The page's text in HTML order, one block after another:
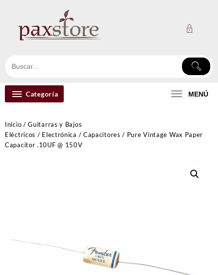
contenido
Categoría MENÚ
Inicio /Guitarras y Bajos
Eléctricos / Electrónica / Capacitores / Pure Vintage Wax Paper
Capacitor .10UF @ 150V